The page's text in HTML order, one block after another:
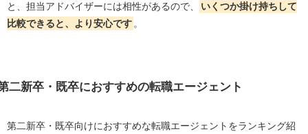
と、担当アドバイザーには相性があるので、
いくつか掛け持ちして
比較できると、より安心です。
二新卒・既卒におすすめの転職エージェント
第二新卒・既卒向けにおすすめな転職エージェントをランキング紹